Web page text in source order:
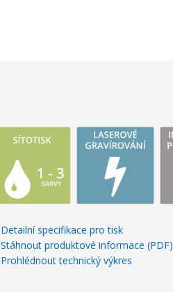
Detailní specifikace pro tisk
Stáhnout produktové informace (PDF)
Prohlédnout technický výkres